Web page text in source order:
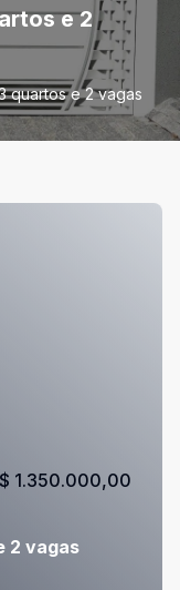
e 2
quartos e 2 vagas
2 vagas
1.350.000,00